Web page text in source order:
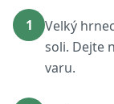
1
Velký
soli. Dejte
varu.